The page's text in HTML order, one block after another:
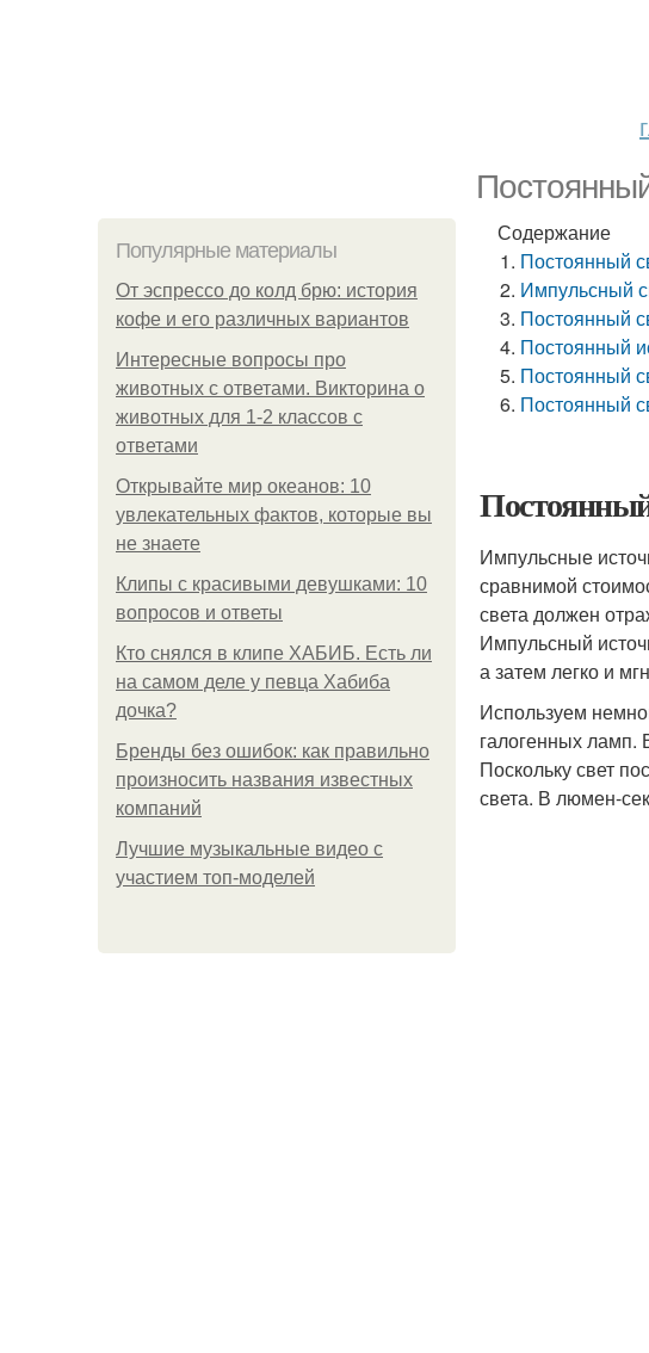
Популярные материалы
От эспрессо до колд брю: история
кофе и его различных вариантов
Интересные вопросы про
животных с ответами. Викторина о
животных для 1-2 классов с
ответами
Открывайте мир океанов: 10
увлекательных фактов, которые вы
не знаете
Клипы с красивыми девушками: 10
вопросов и ответы
Кто снялся в клипе ХАБИБ. Есть ли
на самом деле у певца Хабиба
дочка?
Бренды без ошибок: как правильно
произносить названия известных
компаний
Лучшие музыкальные видео с
участием топ-моделей
Содержание
Постоянный
Импульсный
Постоянный
Постоянный
Постоянный
Постоянный
Импульсные
сравнимой
света должен
Импульсный
а затем легко и
Используем
галогенных ламп.
Поскольку свет
света. В люмен-